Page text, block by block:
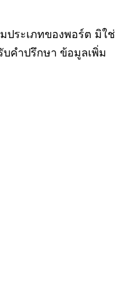
ประเภทของพอร์ต มิใช่
คำปรึกษา ข้อมูลเพิ่ม